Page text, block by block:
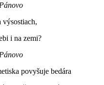
výsostiach,
i na zemi?
povyšuje bedára